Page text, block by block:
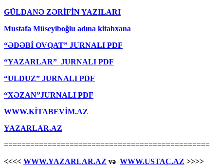
GÜLDANƏ ZƏRİFİN YAZILARI
Mustafa Müseyiboğlu adına kitabxana
“ƏDƏBİ OVQAT” JURNALI PDF
“YAZARLAR” JURNALI PDF
“ULDUZ” JURNALI PDF
“XƏZAN”JURNALI PDF
WWW.KİTABEVİM.AZ
YAZARLAR.AZ
===============================================
<<<< WWW.YAZARLAR.AZ və WWW.USTAC.AZ >>>>